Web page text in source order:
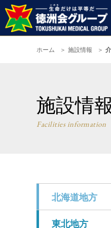
ホーム 施設情報
施設情報
Facilities information
北海道地方
東北地方